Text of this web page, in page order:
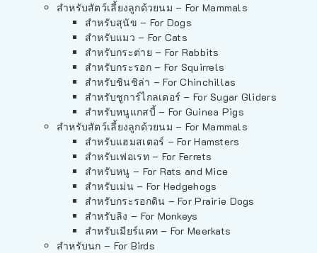
สำหรับสัตว์เลี้ยงลูกด้วยนม – For Mammals
สำหรับสุนัข – For Dogs
สำหรับแมว – For Cats
สำหรับกระต่าย – For Rabbits
สำหรับกระรอก – For Squirrels
สำหรับชินชิล่า – For Chinchillas
สำหรับชูการ์ไกลเดอร์ – For Sugar Gliders
สำหรับหนูแกสบี้ – For Guinea Pigs
สำหรับสัตว์เลี้ยงลูกด้วยนม – For Mammals
สำหรับแฮมสเตอร์ – For Hamsters
สำหรับเฟอเรท – For Ferrets
สำหรับหนู – For Rats and Mice
สำหรับเม่น – For Hedgehogs
สำหรับกระรอกดิน – For Prairie Dogs
สำหรับลิง – For Monkeys
สำหรับเมียร์แคท – For Meerkats
สำหรับนก – For Birds